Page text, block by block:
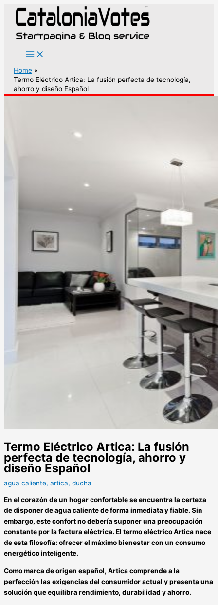
inhoud
Home
Termo Eléctrico Artica: La fusión perfecta de tecnología,
ahorro y diseño Español
Termo Eléctrico Artica: La fusión
perfecta de tecnología, ahorro y
diseño Español
agua caliente, artica, ducha
En el corazón de un hogar confortable se encuentra la certeza
de disponer de agua caliente de forma inmediata y fiable. Sin
embargo, este confort no debería suponer una preocupación
constante por la factura eléctrica. El termo eléctrico Artica nace
de esta filosofía: ofrecer el máximo bienestar con un consumo
energético inteligente.
Como marca de origen español, Artica comprende a la
perfección las exigencias del consumidor actual y presenta una
solución que equilibra rendimiento, durabilidad y ahorro.